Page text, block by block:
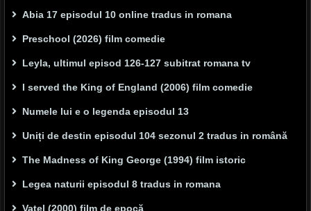
Abia 17 episodul 10 online tradus in romana
Preschool (2026) film comedie
Leyla, ultimul episod 126-127 subitrat romana tv
I served the King of England (2006) film comedie
Numele lui e o legenda episodul 13
Uniți de destin episodul 104 sezonul 2 tradus in română
The Madness of King George (1994) film istoric
Legea naturii episodul 8 tradus in romana
Vatel (2000) film de epocă